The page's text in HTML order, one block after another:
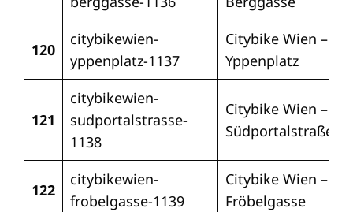
120
citybikewien-
yppenplatz-1137
Citybike Wien –
Yppenplatz
121
citybikewien-
sudportalstrasse-
1138
Citybike Wien –
Südportalstraße
122
citybikewien-
frobelgasse-1139
Citybike Wien –
Fröbelgasse